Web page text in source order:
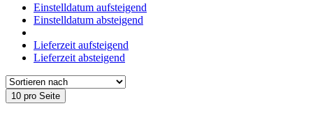
Einstelldatum aufsteigend
Einstelldatum absteigend
Lieferzeit aufsteigend
Lieferzeit absteigend
10 pro Seite